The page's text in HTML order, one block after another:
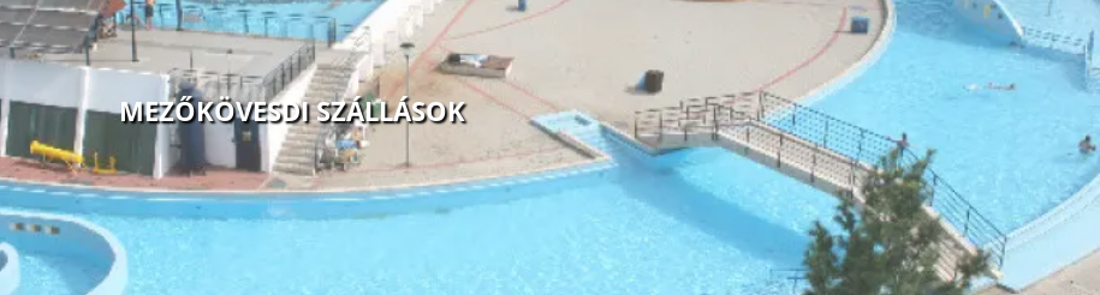
MEZŐKÖVESDI SZÁLLÁSOK